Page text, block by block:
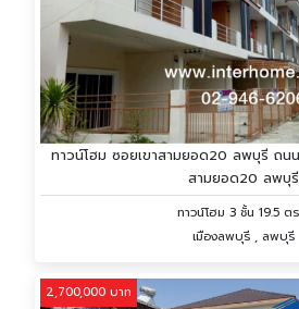
ทาวน์โฮม ซอยเขาสามยอด20 ลพบุรี ถน
สามยอด20 ลพบุรี
ทาวน์โฮม 3 ชั้น 19.5 ต
เมืองลพบุรี , ลพบุรี
2,700,000 บาท